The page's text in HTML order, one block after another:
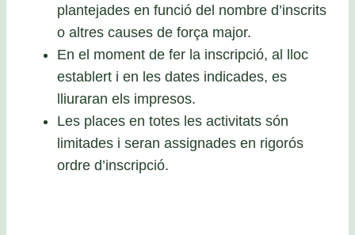
plantejades en funció del nombre d’inscrits
o altres causes de força major.
En el moment de fer la inscripció, al lloc
establert i en les dates indicades, es
lliuraran els impresos.
Les places en totes les activitats són
limitades i seran assignades en rigorós
ordre d’inscripció.